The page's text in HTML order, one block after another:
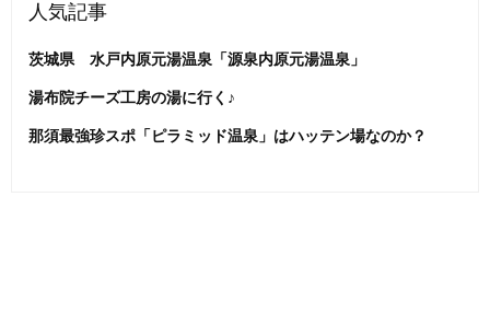
人気記事
茨城県 水戸内原元湯温泉「源泉内原元湯温泉」
湯布院チーズ工房の湯に行く♪
那須最強珍スポ「ピラミッド温泉」はハッテン場なのか？